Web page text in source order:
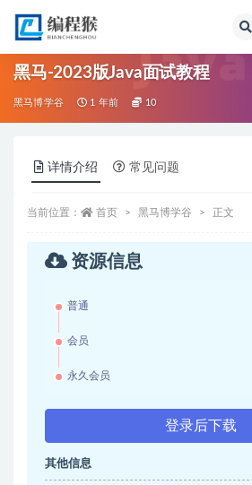
黑马-2023版Java面试教程
黑马博学谷 1 年前 10
详情介绍 常见问题
当前位置： 首页 黑马博学谷 正文
资源信息
普通
会员
永久会员
登录后下载
其他信息